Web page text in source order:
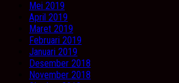
Mei 2019
April 2019
Maret 2019
Februari 2019
Januari 2019
Desember 2018
November 2018